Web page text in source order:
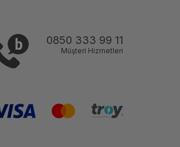
0850 333 99 11
Müşteri Hizmetleri